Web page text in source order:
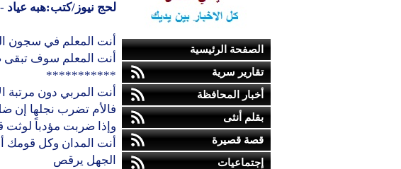
الصفحة الرئيسية
تقارير سرية
أخبار المحافظة
بقلم أنثى
قصة قصيرة
إجتماعيات
لحج نيوز/كتب:هبه عياد -
أنت المعلم في سجون
أنت المعلم سوف تبقى
***********
أنت المربي دون مرتبة
فالأم تضرب نجلها إن
وإذا ضربت مؤدباً
أنت المدان وكل قومك
الجهل يرقص